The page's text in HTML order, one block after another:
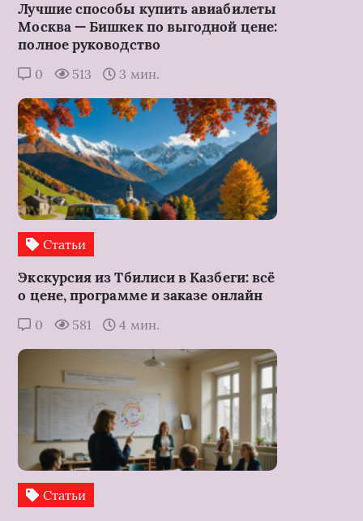
Лучшие способы купить авиабилеты
Москва — Бишкек по выгодной цене:
полное руководство
0 513 3 мин.
Статьи
Экскурсия из Тбилиси в Казбеги: всё
о цене, программе и заказе онлайн
0 581 4 мин.
Статьи